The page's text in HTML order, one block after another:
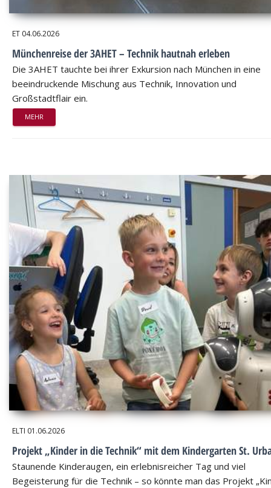
ET 04.06.2026
Münchenreise der 3AHET – Technik hautnah erleben
Die 3AHET tauchte bei ihrer Exkursion nach München in eine
beeindruckende Mischung aus Technik, Innovation und
Großstadtflair ein.
MEHR
ELTI 01.06.2026
Projekt „Kinder in die Technik“ mit dem Kindergarten St.
Staunende Kinderaugen, ein erlebnisreicher Tag und viel
Begeisterung für die Technik – so könnte man das Projekt